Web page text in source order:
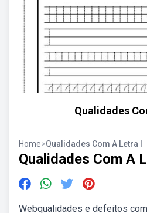
Qualidades
Home>Qualidades Com A Letra I
Qualidades Com A
Webqualidades e defeitos